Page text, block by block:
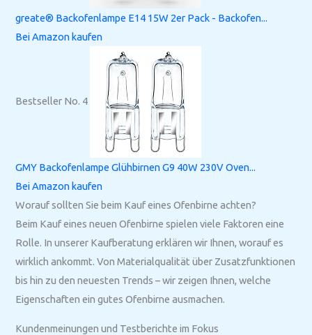
greate® Backofenlampe E14 15W 2er Pack - Backofen...
Bei Amazon kaufen
Bestseller No. 4
GMY Backofenlampe Glühbirnen G9 40W 230V Oven...
Bei Amazon kaufen
Worauf sollten Sie beim Kauf eines Ofenbirne achten?
Beim Kauf eines neuen Ofenbirne spielen viele Faktoren eine
Rolle. In unserer Kaufberatung erklären wir Ihnen, worauf es
wirklich ankommt. Von Materialqualität über Zusatzfunktionen
bis hin zu den neuesten Trends – wir zeigen Ihnen, welche
Eigenschaften ein gutes Ofenbirne ausmachen.
Kundenmeinungen und Testberichte im Fokus